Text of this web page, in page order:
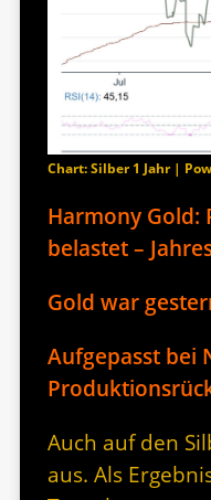
Chart: Silber 1 Jahr |
Harmony
belastet –
Gold war
Aufgepasst bei
Auch auf den
aus. Als